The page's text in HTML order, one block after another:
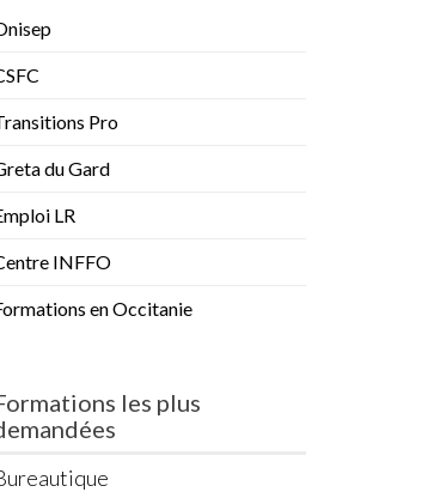
Pro
du Gard
LR
INFFO
en Occitanie
les plus